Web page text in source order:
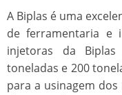
A Biplas é uma
deferramentaria e
injetoras da
toneladas e 200
para a usinagem